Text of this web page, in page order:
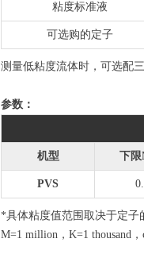
粘度标准液
可选购的定子
测量低粘度流体时，可选配
参数：
机型 下
PVS
*具体粘度值范围取决于定子
M=1 million，K=1 thousand，